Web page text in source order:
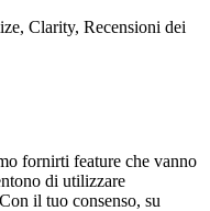
Clarity, Recensioni dei
fornirti feature che vanno
di utilizzare
il tuo consenso, su